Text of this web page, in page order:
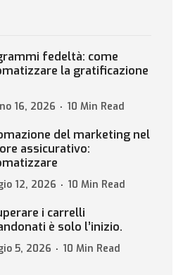
fedeltà: come
la gratificazione
16, 2026 10 Min Read
del marketing nel
assicurativo:
12, 2026 10 Min Read
i carrelli
è solo l’inizio.
5, 2026 10 Min Read